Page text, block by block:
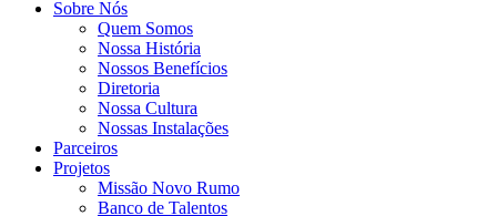
Sobre Nós
Quem Somos
Nossa História
Nossos Benefícios
Diretoria
Nossa Cultura
Nossas Instalações
Parceiros
Projetos
Missão Novo Rumo
Banco de Talentos